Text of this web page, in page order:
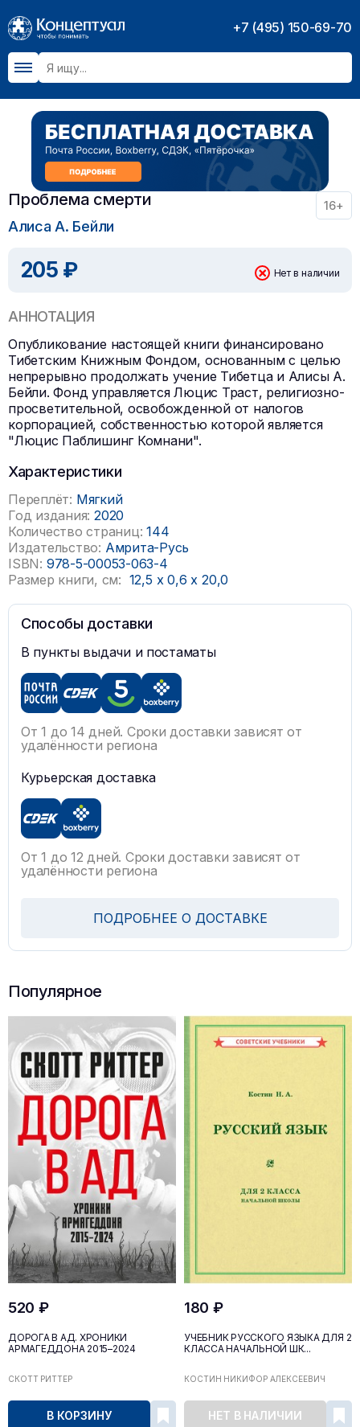
+7 (495) 150-69-70
Проблема смерти 16+
Алиса А. Бейли
205 ₽ Нет в наличии
АННОТАЦИЯ
Опубликование настоящей книги финансировано
Тибетским Книжным Фондом, основанным с целью
непрерывно продолжать учение Тибетца и Алисы А.
Бейли. Фонд управляется Люцис Траст, религиозно-
просветительной, освобожденной от налогов
корпорацией, собственностью которой является
"Люцис Паблишинг Комнани".
Характеристики
Переплёт: Мягкий
Год издания: 2020
Количество страниц: 144
Издательство: Амрита-Русь
ISBN: 978-5-00053-063-4
Размер книги, см: 12,5 x 0,6x 20,0
Способы доставки
В пункты выдачи и постаматы
От 1 до 14 дней. Сроки доставки зависят от
удалённости региона
Курьерская доставка
От 1 до 12 дней. Сроки доставки зависят от
удалённости региона
ПОДРОБНЕЕ О ДОСТАВКЕ
Популярное
520 ₽
ДОРОГА В АД. ХРОНИКИ
АРМАГЕДДОНА 2015–2024
СКОТТ РИТТЕР
В КОРЗИНУ
180 ₽
УЧЕБНИК РУССКОГО ЯЗЫКА ДЛЯ 2
КЛАССА НАЧАЛЬНОЙ ШК...
КОСТИН НИКИФОР АЛЕКСЕЕВИЧ
НЕТ В НАЛИЧИИ